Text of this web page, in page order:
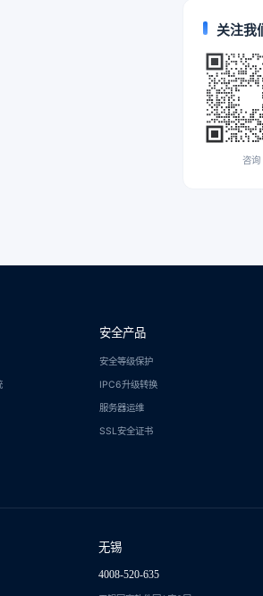
关注我
咨询
安全产品
安全等级保护
IPC6升级转换
服务器运维
SSL安全证书
无锡
4008-520-635